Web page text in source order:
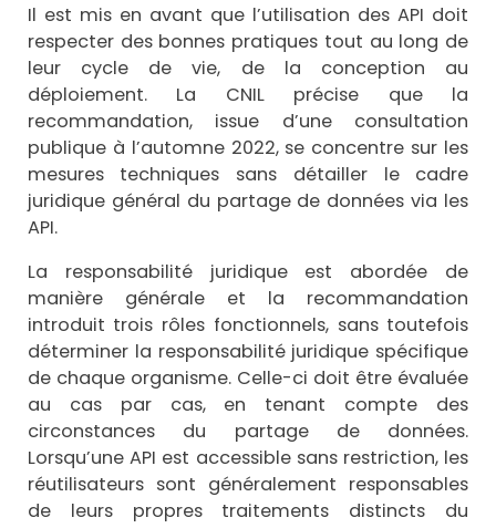
Il est mis en avant que l’utilisation des API doit
respecter des bonnes pratiques tout au long de
leur cycle de vie, de la conception au
déploiement. La CNIL précise que la
recommandation, issue d’une consultation
publique à l’automne 2022, se concentre sur les
mesures techniques sans détailler le cadre
juridique général du partage de données via les
API.
La responsabilité juridique est abordée de
manière générale et la recommandation
introduit trois rôles fonctionnels, sans toutefois
déterminer la responsabilité juridique spécifique
de chaque organisme. Celle-ci doit être évaluée
au cas par cas, en tenant compte des
circonstances du partage de données.
Lorsqu’une API est accessible sans restriction, les
réutilisateurs sont généralement responsables
de leurs propres traitements distincts du